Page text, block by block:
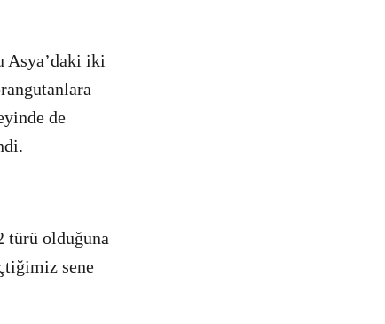
Asya’daki iki
de
türü olduğuna
sene